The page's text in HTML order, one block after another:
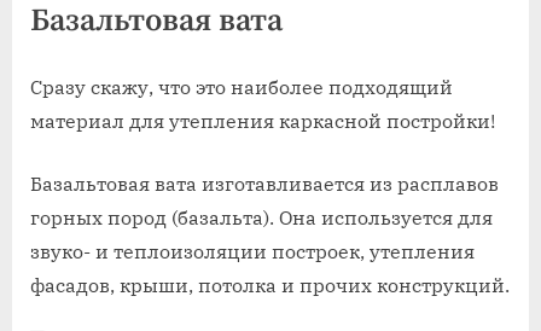
Базальтовая вата
Сразу скажу, что это наиболее подходящий
материал для утепления каркасной постройки!
Базальтовая вата изготавливается из расплавов
горных пород (базальта). Она используется для
звуко- и теплоизоляции построек, утепления
фасадов, крыши, потолка и прочих конструкций.